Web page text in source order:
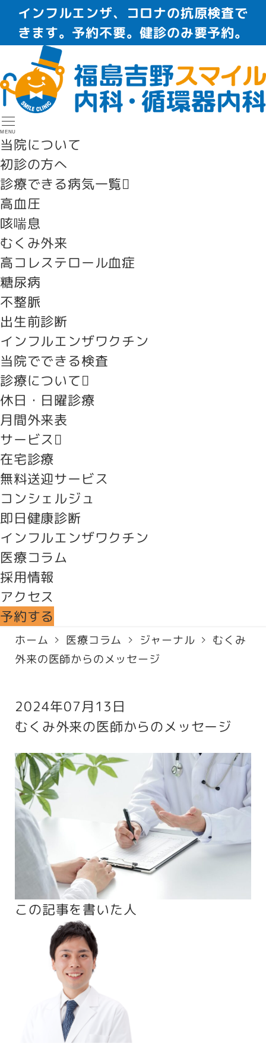
インフルエンザ、コロナの抗原検査で
きます。予約不要。健診のみ要予約。
MENU
当院について
初診の方へ
診療できる病気一覧
高血圧
咳喘息
むくみ外来
高コレステロール血症
糖尿病
不整脈
出生前診断
インフルエンザワクチン
当院でできる検査
診療について
休日・日曜診療
月間外来表
サービス
在宅診療
無料送迎サービス
コンシェルジュ
即日健康診断
インフルエンザワクチン
医療コラム
採用情報
アクセス
予約する
ホーム 医療コラム ジャーナル
むくみ
外来の医師からのメッセージ
2024年07月13日
むくみ外来の医師からのメッセージ
この記事を書いた人